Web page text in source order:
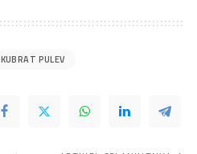
KUBRAT PULEV